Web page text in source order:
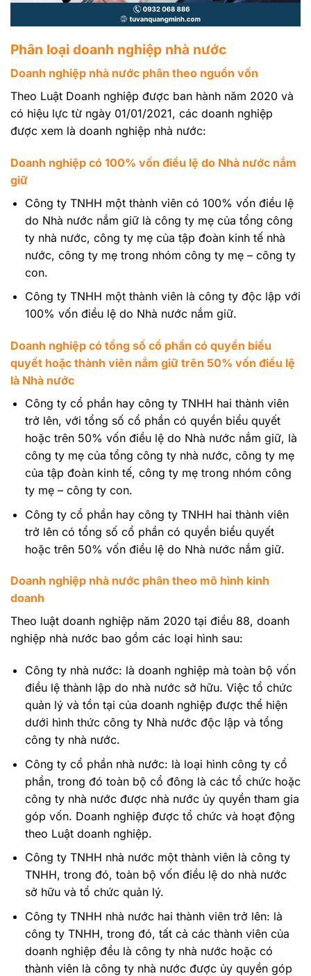
Phân loại doanh nghiệp nhà nước
Doanh nghiệp nhà nước phân theo nguồn vốn
Theo Luật Doanh nghiệp được ban hành năm 2020 và
có hiệu lực từ ngày 01/01/2021, các doanh nghiệp
được xem là doanh nghiệp nhà nước:
Doanh nghiệp có 100% vốn điều lệ do Nhà nước nắm
giữ
Công ty TNHH một thành viên có 100% vốn điều lệ
do Nhà nước nắm giữ là công ty mẹ của tổng công
ty nhà nước, công ty mẹ của tập đoàn kinh tế nhà
nước, công ty mẹ trong nhóm công ty mẹ – công ty
con.
Công ty TNHH một thành viên là công ty độc lập với
100% vốn điều lệ do Nhà nước nắm giữ.
Doanh nghiệp có tổng số cổ phần có quyền biểu
quyết hoặc thành viên nắm giữ trên 50% vốn điều lệ
là Nhà nước
Công ty cổ phần hay công ty TNHH hai thành viên
trở lên, với tổng số cổ phần có quyền biểu quyết
hoặc trên 50% vốn điều lệ do Nhà nước nắm giữ, là
công ty mẹ của tổng công ty nhà nước, công ty mẹ
của tập đoàn kinh tế, công ty mẹ trong nhóm công
ty mẹ – công ty con.
Công ty cổ phần hay công ty TNHH hai thành viên
trở lên có tổng số cổ phần có quyền biểu quyết
hoặc trên 50% vốn điều lệ do Nhà nước nắm giữ.
Doanh nghiệp nhà nước phân theo mô hình kinh
doanh
Theo luật doanh nghiệp năm 2020 tại điều 88, doanh
nghiệp nhà nước bao gồm các loại hình sau:
Công ty nhà nước: là doanh nghiệp mà toàn bộ vốn
điều lệ thành lập do nhà nước sở hữu. Việc tổ chức
quản lý và tồn tại của doanh nghiệp được thể hiện
dưới hình thức công ty Nhà nước độc lập và tổng
công ty nhà nước.
Công ty cổ phần nhà nước: là loại hình công ty cổ
phần, trong đó toàn bộ cổ đông là các tổ chức hoặc
công ty nhà nước được nhà nước ủy quyền tham gia
góp vốn. Doanh nghiệp được tổ chức và hoạt động
theo Luật doanh nghiệp.
Công ty TNHH nhà nước một thành viên là công ty
TNHH, trong đó, toàn bộ vốn điều lệ do nhà nước
sở hữu và tổ chức quản lý.
Công ty TNHH nhà nước hai thành viên trở lên: là
công ty TNHH, trong đó, tất cả các thành viên của
doanh nghiệp đều là công ty nhà nước hoặc có
thành viên là công ty nhà nước được ủy quyền góp